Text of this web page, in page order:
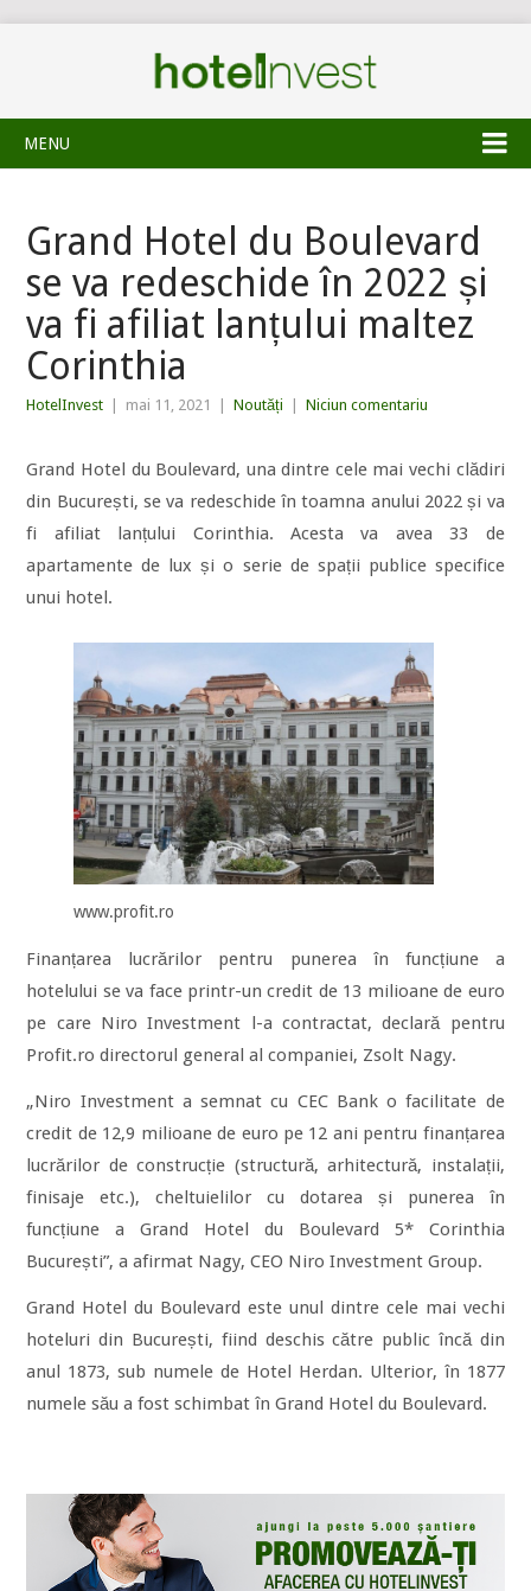
MENU
Grand Hotel du Boulevard
se va redeschide în 2022 și
va fi afiliat lanțului maltez
Corinthia
HotelInvest mai 11, 2021 Noutăți Niciun comentariu
Grand Hotel du Boulevard, una dintre cele mai vechi clădiri
din București, se va redeschide în toamna anului 2022 și va
fi afiliat lanțului Corinthia. Acesta va avea 33 de
apartamente de lux și o serie de spații publice specifice
unui hotel.
www.profit.ro
Finanțarea lucrărilor pentru punerea în funcțiune a
hotelului se va face printr-un credit de 13 milioane de euro
pe care Niro Investment l-a contractat, declară pentru
Profit.ro directorul general al companiei, Zsolt Nagy.
„Niro Investment a semnat cu CEC Bank o facilitate de
credit de 12,9 milioane de euro pe 12 ani pentru finanțarea
lucrărilor de construcție (structură, arhitectură, instalații,
finisaje etc.), cheltuielilor cu dotarea și punerea în
funcțiune a Grand Hotel du Boulevard 5* Corinthia
București”, a afirmat Nagy, CEO Niro Investment Group.
Grand Hotel du Boulevard este unul dintre cele mai vechi
hoteluri din București, fiind deschis către public încă din
anul 1873, sub numele de Hotel Herdan. Ulterior, în 1877
numele său a fost schimbat în Grand Hotel du Boulevard.